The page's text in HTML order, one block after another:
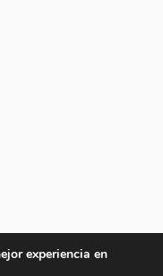
experiencia en